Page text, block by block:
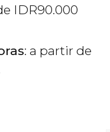
IDR90.000
: a partir de